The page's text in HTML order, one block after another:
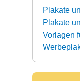
Plakate
Plakate
Vorlagen